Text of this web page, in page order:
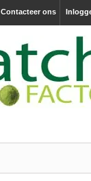
Contacteer ons